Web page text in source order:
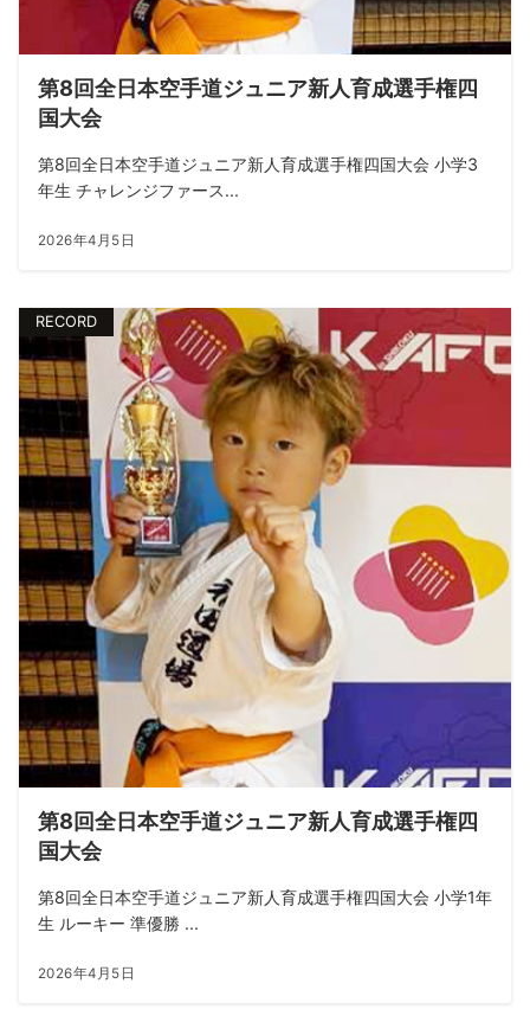
第8回全日本空手道ジュニア新人育成選手権四
国大会
第8回全日本空手道ジュニア新人育成選手権四国大会 小学3
年生 チャレンジファース...
2026年4月5日
RECORD
第8回全日本空手道ジュニア新人育成選手権四
国大会
第8回全日本空手道ジュニア新人育成選手権四国大会 小学1年
生 ルーキー 準優勝 ...
2026年4月5日